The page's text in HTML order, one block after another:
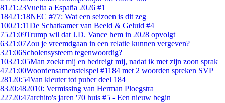
81 21:23Vuelta a España 2026 #1
18421:18NEC #77: Wat een seizoen is dit zeg
10021:11De Schatkamer van Beeld & Geluid #4
7521:09Trump wil dat J.D. Vance hem in 2028 opvolgt
6321:07Zou je vreemdgaan in een relatie kunnen vergeven?
321:06Scholensysteem tegenwoordig?
10321:05Man zoekt mij en bedreigt mij, nadat ik met zijn zoon sprak
4721:00Woordensamenstelspel #1184 met 2 woorden spreken SVP
281 20:54Van kleuter tot puber deel 184
8320:482010: Vermissing van Herman Ploegstra
22720:47archito's jaren '70 huis #5 - Een nieuw begin